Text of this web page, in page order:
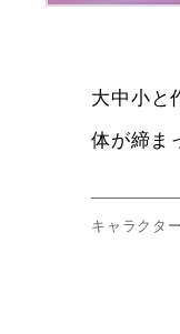
大中小と
体が締ま
キャラクタ